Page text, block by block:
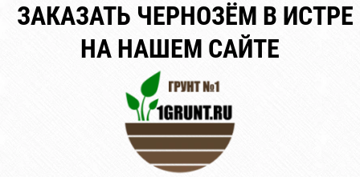
ЗАКАЗАТЬ ЧЕРНОЗЁМ В ИСТРЕ
НА НАШЕМ САЙТЕ